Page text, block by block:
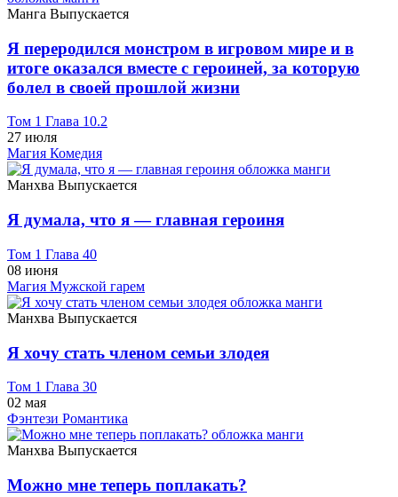
Манга Выпускается
Я переродился монстром в игровом мире и в
итоге оказался вместе с героиней, за которую
болел в своей прошлой жизни
Том 1 Глава 10.2
27 июля
Магия Комедия
Манхва Выпускается
Я думала, что я — главная героиня
Том 1 Глава 40
08 июня
Магия Мужской гарем
Манхва Выпускается
Я хочу стать членом семьи злодея
Том 1 Глава 30
02 мая
Фэнтези Романтика
Манхва Выпускается
Можно мне теперь поплакать?